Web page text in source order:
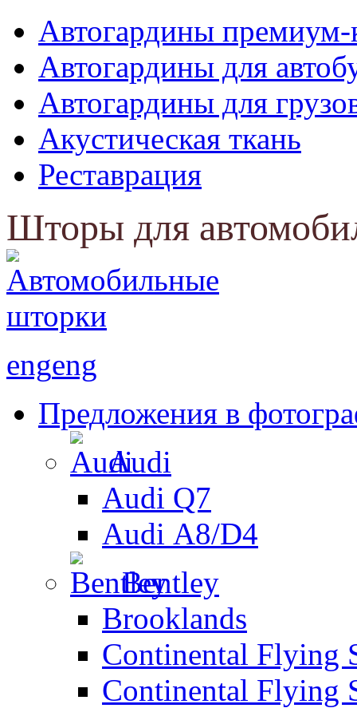
Автогардины премиум-
Автогардины для
Автогардины для
Акустическая ткань
Реставрация
Шторы для
engeng
Предложения в
Audi
Audi Q7
Audi А8/D4
Bentley
Brooklands
Continental Flying
Continental Flying